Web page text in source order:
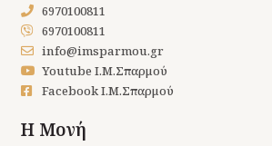
6970100811
6970100811
info@imsparmou.gr
Youtube Ι.Μ.Σπαρμού
Facebook Ι.Μ.Σπαρμού
Η Μονή